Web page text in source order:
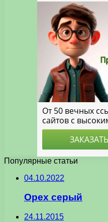
Популярные статьи
04.10.2022
Орех серый
24.11.2015